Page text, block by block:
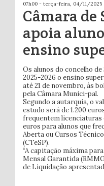
07h00 - terça-feira, 04/11/2025
Câmara de
apoia
ensino
Os alunos do concelho
2025-2026 o ensino
até 21 de novembro, às
pela Câmara Munici-pal.
Segundo a autarquia, o
estudo será de 1.200
frequentem licenciaturas
euros para alunos que
Aberta ou Cursos
(CTeSP).
“A capitação máxima
Mensal Garantida
de Liquidação